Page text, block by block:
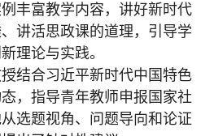
丰富教学内容，讲好新时代
讲活思政课的道理，引导学
理论与实践。
结合习近平新时代中国特色
，指导青年教师申报国家社
选题视角、问题导向和论证